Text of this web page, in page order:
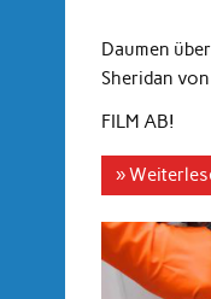
Daumen
Sheridan
FILM AB!
»